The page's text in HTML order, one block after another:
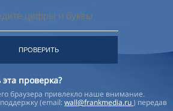
ПРОВЕРИТЬ
проверка?
браузера привлекло наше внимание.
(email:wall@frankmedia.ru) передав